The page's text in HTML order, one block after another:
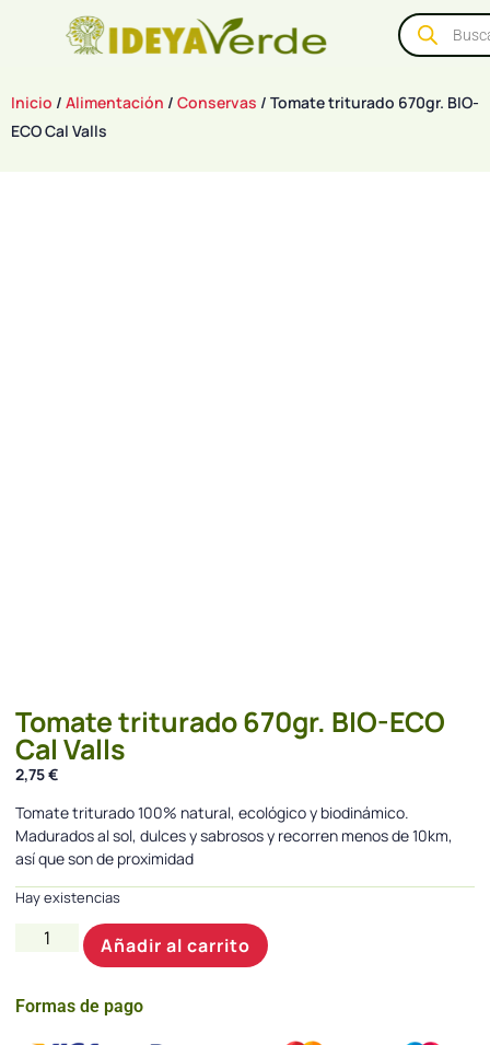
Inicio / Alimentación / Conservas / Tomate triturado 670gr. BIO-
ECO Cal Valls
Tomate triturado 670gr. BIO-ECO
Cal Valls
2,75€
Tomate triturado 100% natural, ecológico y biodinámico.
Madurados al sol, dulces y sabrosos y recorren menos de 10km,
así que son de proximidad
Hay existencias
Añadir al carrito
Formas de pago